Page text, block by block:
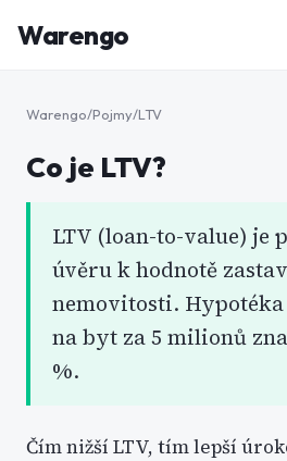
Warengo
NOVÉ
Warengo/Pojmy/LTV
Co je LTV?
LTV (loan-to-value) je
úvěru k hodnotě
nemovitosti.
na byt za 5 milionů
%.
Čím nižší LTV, tím lepší